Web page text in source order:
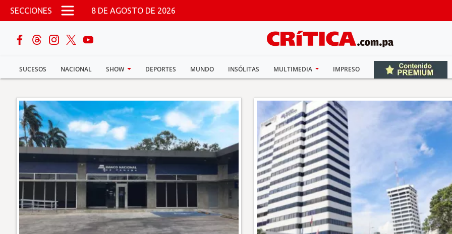
Pasar al contenido principal
SECCIONES 8 DE AGOSTO DE 2026
SUCESOS NACIONAL SHOW DEPORTES MUNDO INSÓLITAS MULTIMEDIA IMPRESO
buscar
Sucesos
Nacional
Política
Deportes
Mundo